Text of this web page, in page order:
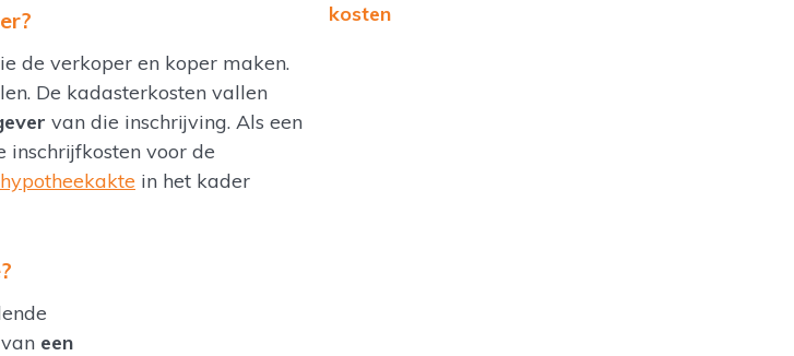
de verkoper en koper maken.
De kadasterkosten vallen
van die inschrijving. Als een
inschrijfkosten voor de
in het kader
een
kosten